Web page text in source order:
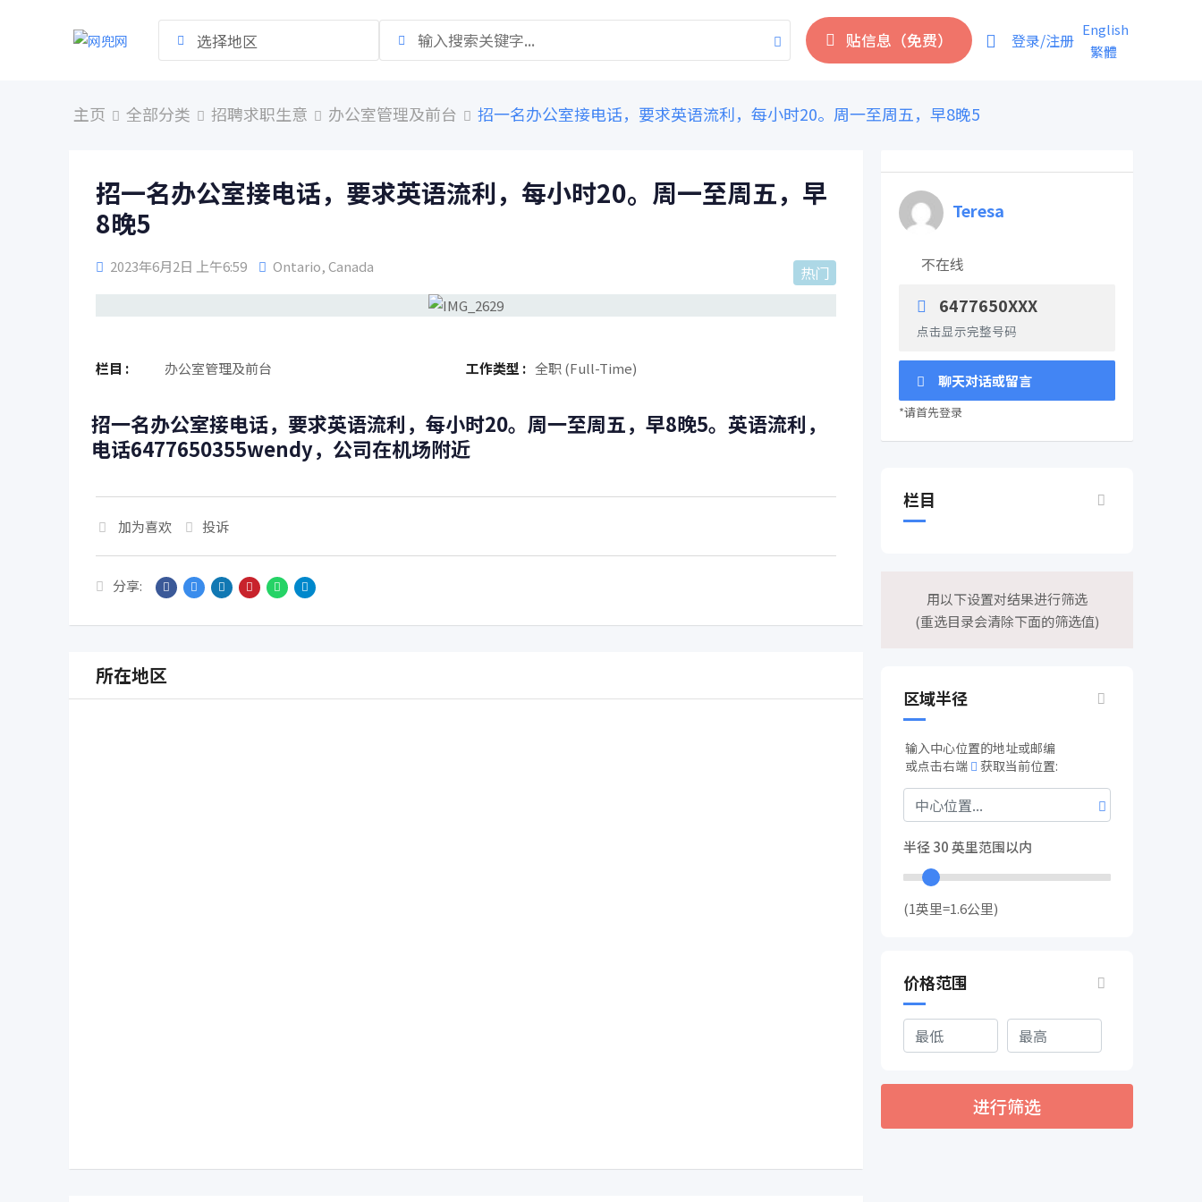
选择地区 贴信息（免费） 登录/注册
English
繁體
主页 全部分类 招聘求职生意 办公室管理及前台 招一名办公室接电话，要求英语流利，每小时20。周一至周五，早8晚5
招一名办公室接电话，要求英语流利，每小时20。周一至周五，早
8晚5
2023年6月2日 上午6:59 Ontario,Canada 热门
栏目 : 办公室管理及前台 工作类型 : 全职 (Full-Time)
招一名办公室接电话，要求英语流利，每小时20。周一至周五，早8晚5。英语流利，
电话6477650355wendy，公司在机场附近
加为喜欢 投诉
分享:
所在地区
Teresa
不在线
6477650XXX
点击显示完整号码
聊天对话或留言
*请首先登录
栏目
用以下设置对结果进行筛选
(重选目录会清除下面的筛选值)
区域半径
输入中心位置的地址或邮编
或点击右端
获取当前位置:
半径30英里范围以内
(1英里=1.6公里)
价格范围
进行筛选